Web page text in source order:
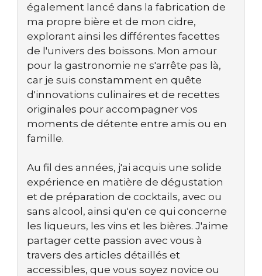
également lancé dans la fabrication de
ma propre bière et de mon cidre,
explorant ainsi les différentes facettes
de l'univers des boissons. Mon amour
pour la gastronomie ne s'arrête pas là,
car je suis constamment en quête
d'innovations culinaires et de recettes
originales pour accompagner vos
moments de détente entre amis ou en
famille.
Au fil des années, j'ai acquis une solide
expérience en matière de dégustation
et de préparation de cocktails, avec ou
sans alcool, ainsi qu'en ce qui concerne
les liqueurs, les vins et les bières. J'aime
partager cette passion avec vous à
travers des articles détaillés et
accessibles, que vous soyez novice ou